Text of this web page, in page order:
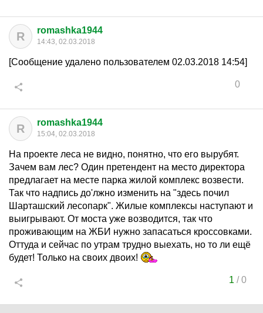
R romashka1944
14:43, 02.03.2018
[Сообщение удалено пользователем 02.03.2018 14:54]
0
R romashka1944
15:04, 02.03.2018
На проекте леса не видно, понятно, что его вырубят.
Зачем вам лес? Один претендент на место директора
предлагает на месте парка жилой комплекс возвести.
Так что надпись до'лжно изменить на "здесь почил
Шарташский лесопарк". Жилые комплексы наступают и
выигрывают. От моста уже возводится, так что
проживающим на ЖБИ нужно запасаться кроссовками.
Оттуда и сейчас по утрам трудно выехать, но то ли ещё
будет! Только на своих двоих!
1 /0